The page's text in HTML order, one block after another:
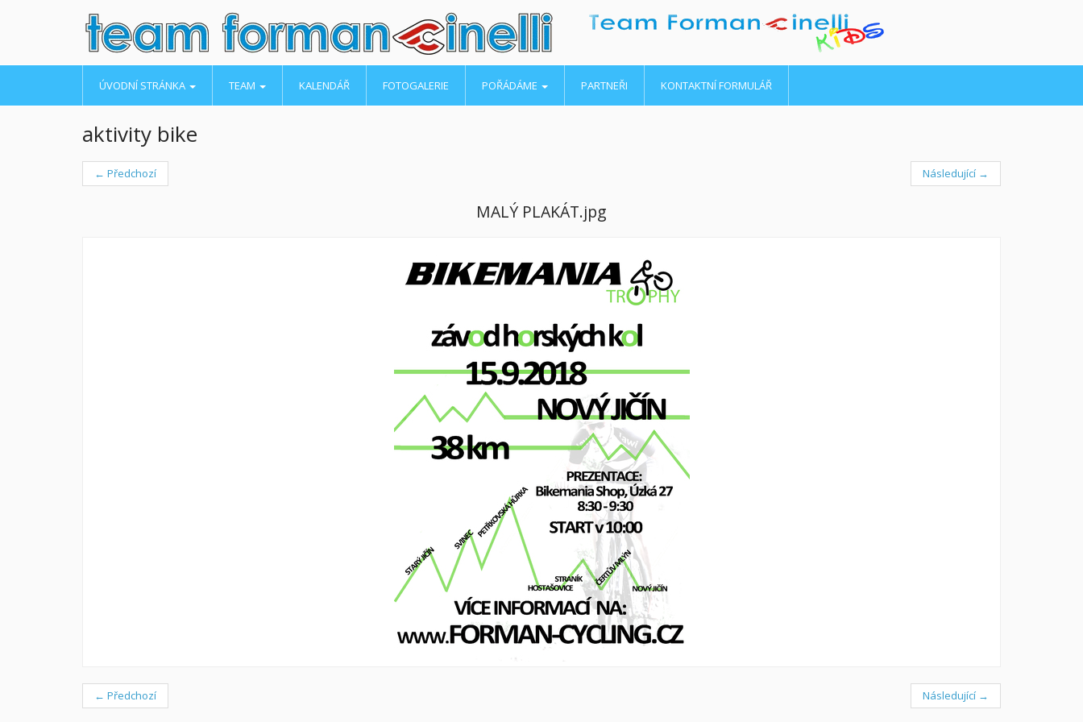
ÚVODNÍ STRÁNKA TEAM KALENDÁŘ FOTOGALERIE POŘÁDÁME PARTNEŘI KONTAKTNÍ FORMULÁŘ
aktivity bike
← Předchozí Následující →
MALÝ PLAKÁT.jpg
← Předchozí Následující →